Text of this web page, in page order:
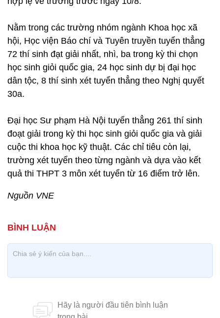
Nằm trong các trường nhóm ngành Khoa học xã
hội, Học viện Báo chí và Tuyên truyền tuyển thẳng
72 thí sinh đạt giải nhất, nhì, ba trong kỳ thi chọn
học sinh giỏi quốc gia, 24 học sinh dự bị đại học
dân tộc, 8 thí sinh xét tuyển thẳng theo Nghị quyết
30a.
Đại học Sư phạm Hà Nội tuyển thẳng 261 thí sinh
đoạt giải trong kỳ thi học sinh giỏi quốc gia và giải
cuộc thi khoa học kỹ thuật. Các chỉ tiêu còn lại,
trường xét tuyển theo từng ngành và dựa vào kết
quả thi THPT 3 môn xét tuyển từ 16 điểm trở lên.
Nguồn VNE